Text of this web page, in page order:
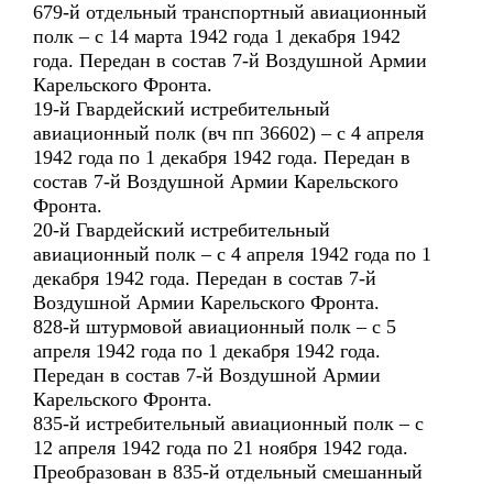
679-й отдельный транспортный авиационный
полк – с 14 марта 1942 года 1 декабря 1942
года. Передан в состав 7-й Воздушной Армии
Карельского Фронта.
19-й Гвардейский истребительный
авиационный полк (вч пп 36602) – с 4 апреля
1942 года по 1 декабря 1942 года. Передан в
состав 7-й Воздушной Армии Карельского
Фронта.
20-й Гвардейский истребительный
авиационный полк – с 4 апреля 1942 года по 1
декабря 1942 года. Передан в состав 7-й
Воздушной Армии Карельского Фронта.
828-й штурмовой авиационный полк – с 5
апреля 1942 года по 1 декабря 1942 года.
Передан в состав 7-й Воздушной Армии
Карельского Фронта.
835-й истребительный авиационный полк – с
12 апреля 1942 года по 21 ноября 1942 года.
Преобразован в 835-й отдельный смешанный